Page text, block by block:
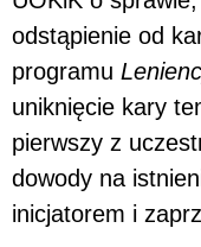
odstąpienie od
programu
uniknięcie kary
pierwszy z
dowody na
inicjatorem i